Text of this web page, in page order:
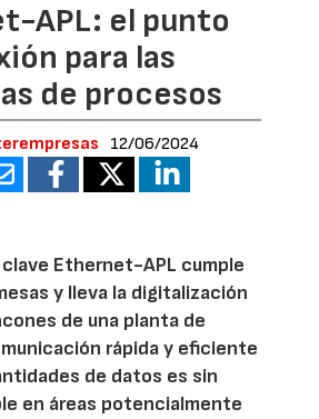
APL: el punto
para las
de procesos
12/06/2024
Ethernet-APL cumple
y lleva la digitalización
de una planta de
rápida y eficiente
de datos es sin
en áreas potencialmente